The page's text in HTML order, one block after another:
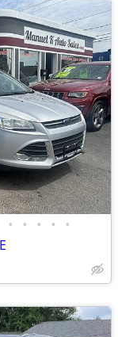
• • • • •